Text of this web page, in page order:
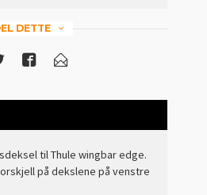
DETTE
til Thule wingbar edge.
på dekslene på venstre